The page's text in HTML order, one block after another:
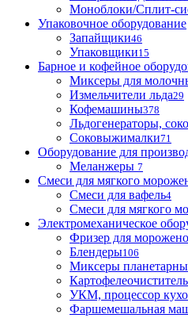
Моноблоки/Сплит-
Упаковочное оборудование
Запайщики46
Упаковщики15
Барное и кофейное
Миксеры для
Измельчители льда29
Кофемашины378
Льдогенераторы,
Соковыжималки71
Оборудование для
Меланжеры 7
Смеси для мягкого
Смеси для вафель4
Смеси для мягкого
Электромеханическое
Фризер для
Блендеры106
Миксеры
УКМ, процессор
Фаршемешальная